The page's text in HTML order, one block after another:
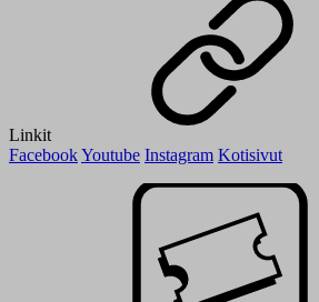
Linkit
FacebookYoutube Instagram Kotisivut